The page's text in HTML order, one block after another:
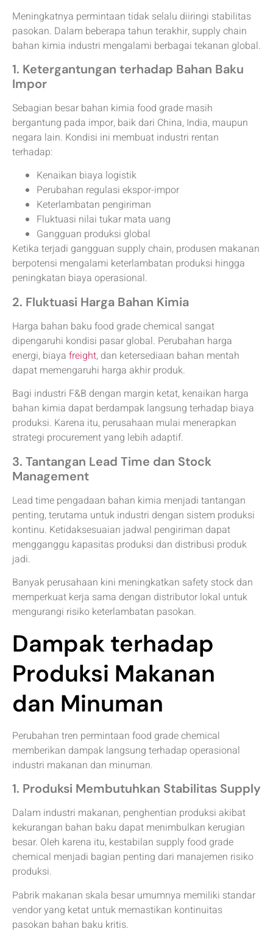
Meningkatnya permintaan tidak selalu diiringi stabilitas
pasokan. Dalam beberapa tahun terakhir, supply chain
bahan kimia industri mengalami berbagai tekanan global.
1. Ketergantungan terhadap Bahan Baku
Impor
Sebagian besar bahan kimia food grade masih
bergantung pada impor, baik dari China, India, maupun
negara lain. Kondisi ini membuat industri rentan
terhadap:
Kenaikan biaya logistik
Perubahan regulasi ekspor-impor
Keterlambatan pengiriman
Fluktuasi nilai tukar mata uang
Gangguan produksi global
Ketika terjadi gangguan supply chain, produsen makanan
berpotensi mengalami keterlambatan produksi hingga
peningkatan biaya operasional.
2. Fluktuasi Harga Bahan Kimia
Harga bahan baku food grade chemical sangat
dipengaruhi kondisi pasar global. Perubahan harga
energi, biaya freight, dan ketersediaan bahan mentah
dapat memengaruhi harga akhir produk.
Bagi industri F&B dengan margin ketat, kenaikan harga
bahan kimia dapat berdampak langsung terhadap biaya
produksi. Karena itu, perusahaan mulai menerapkan
strategi procurement yang lebih adaptif.
3. Tantangan Lead Time dan Stock
Management
Lead time pengadaan bahan kimia menjadi tantangan
penting, terutama untuk industri dengan sistem produksi
kontinu. Ketidaksesuaian jadwal pengiriman dapat
mengganggu kapasitas produksi dan distribusi produk
jadi.
Banyak perusahaan kini meningkatkan safety stock dan
memperkuat kerja sama dengan distributor lokal untuk
mengurangi risiko keterlambatan pasokan.
Dampak terhadap
Produksi Makanan
dan Minuman
Perubahan tren permintaan food grade chemical
memberikan dampak langsung terhadap operasional
industri makanan dan minuman.
1. Produksi Membutuhkan Stabilitas Supply
Dalam industri makanan, penghentian produksi akibat
kekurangan bahan baku dapat menimbulkan kerugian
besar. Oleh karena itu, kestabilan supply food grade
chemical menjadi bagian penting dari manajemen risiko
produksi.
Pabrik makanan skala besar umumnya memiliki standar
vendor yang ketat untuk memastikan kontinuitas
pasokan bahan baku kritis.